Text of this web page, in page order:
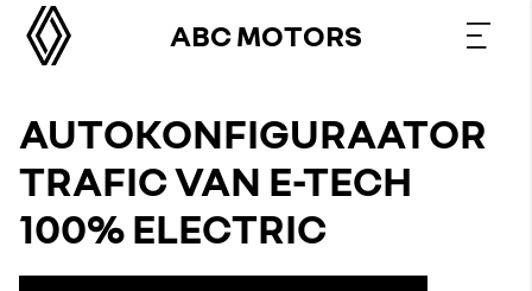
ABC MOTORS
AUTOKONFIGURAATOR
TRAFIC VAN E-TECH
100% ELECTRIC